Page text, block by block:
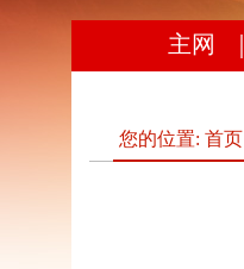
主网
您的位置: 首页